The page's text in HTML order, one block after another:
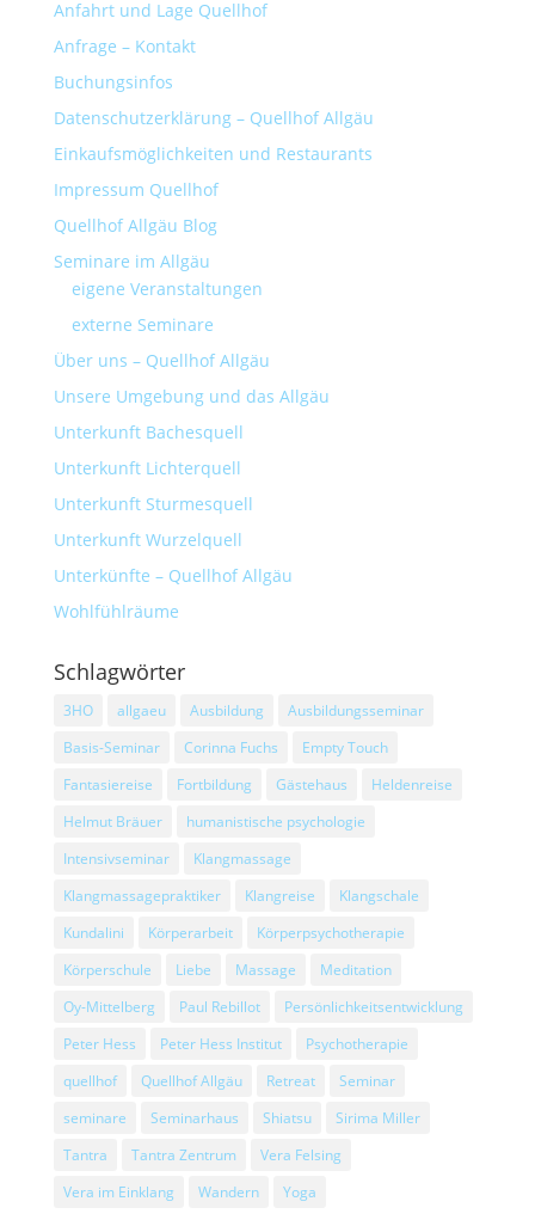
Anfahrt und Lage Quellhof
Anfrage – Kontakt
Buchungsinfos
Datenschutzerklärung – Quellhof Allgäu
Einkaufsmöglichkeiten und Restaurants
Impressum Quellhof
Quellhof Allgäu Blog
Seminare im Allgäu
eigene Veranstaltungen
externe Seminare
Über uns – Quellhof Allgäu
Unsere Umgebung und das Allgäu
Unterkunft Bachesquell
Unterkunft Lichterquell
Unterkunft Sturmesquell
Unterkunft Wurzelquell
Unterkünfte – Quellhof Allgäu
Wohlfühlräume
Schlagwörter
3HO allgaeu Ausbildung
Ausbildungsseminar
Basis-Seminar
Corinna Fuchs
Empty Touch
Fantasiereise
Fortbildung Gästehaus
Heldenreise
Helmut Bräuer
humanistische psychologie
Intensivseminar
Klangmassage
Klangmassagepraktiker
Klangreise
Klangschale
Kundalini
Körperarbeit
Körperpsychotherapie
Körperschule
Liebe Massage
Meditation
Oy-Mittelberg
Paul Rebillot
Persönlichkeitsentwicklung
Peter Hess
Peter Hess Institut
Psychotherapie
quellhof
Quellhof Allgäu Retreat
Seminar
seminare
Seminarhaus Shiatsu
Sirima Miller
Tantra
Tantra Zentrum
Vera Felsing
Vera im Einklang
Wandern Yoga